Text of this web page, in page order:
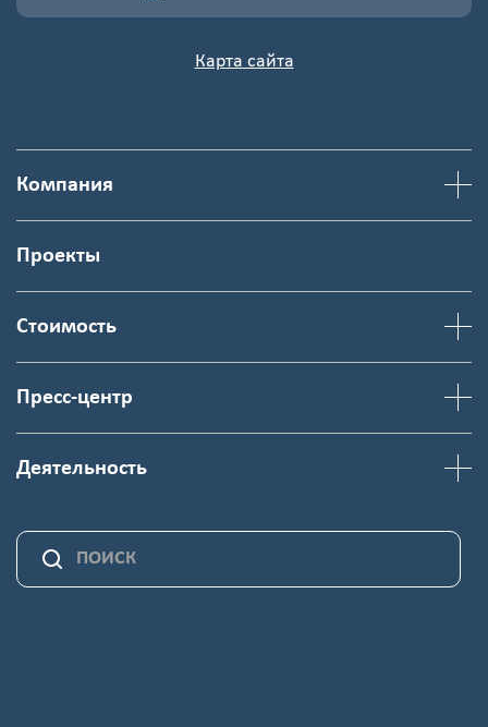
Карта сайта
Компания
Проекты
Стоимость
Пресс-центр
Деятельность